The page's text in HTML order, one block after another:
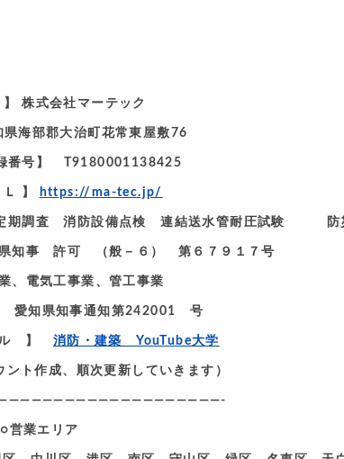
】 株式会社マーテック
海部郡大治町花常東屋敷76
録番号】 T9180001138425
】 https://ma-tec.jp/
期調査 消防設備点検 連結送水管耐圧試験 防
知事 許可 （般－６） 第６７９１７号
、電気工事業、管工事業
愛知県知事通知第242001 号
ル 】 消防・建築 YouTube大学
ト作成、順次更新していきます）
○営業エリア